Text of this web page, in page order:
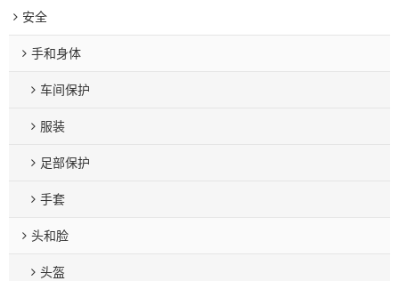
安全
手和身体
车间保护
服装
足部保护
手套
头和脸
头盔